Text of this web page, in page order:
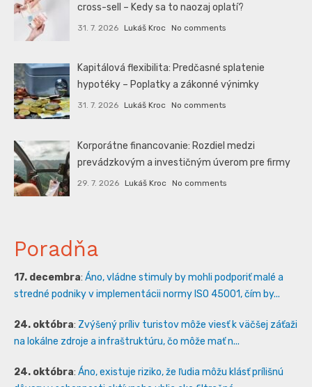
cross-sell – Kedy sa to naozaj oplatí?
31. 7. 2026 Lukáš Kroc No comments
Kapitálová flexibilita: Predčasné splatenie
hypotéky – Poplatky a zákonné výnimky
31. 7. 2026 Lukáš Kroc No comments
Korporátne financovanie: Rozdiel medzi
prevádzkovým a investičným úverom pre firmy
29. 7. 2026 Lukáš Kroc No comments
Poradňa
17. decembra: Áno, vládne stimuly by mohli podporiť malé a
stredné podniky v implementácii normy ISO 45001, čím by...
24. októbra: Zvýšený príliv turistov môže viesť k väčšej záťaži
na lokálne zdroje a infraštruktúru, čo môže mať n...
24. októbra: Áno, existuje riziko, že ľudia môžu klásť prílišnú